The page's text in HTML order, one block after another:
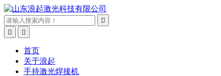



首页
关于浪起
手持激光焊接机